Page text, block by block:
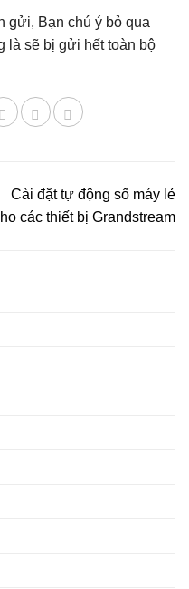
gửi, Bạn chú ý bỏ qua
là sẽ bị gửi hết toàn bộ
Cài đặt tự động số máy lẻ
các thiết bị Grandstream